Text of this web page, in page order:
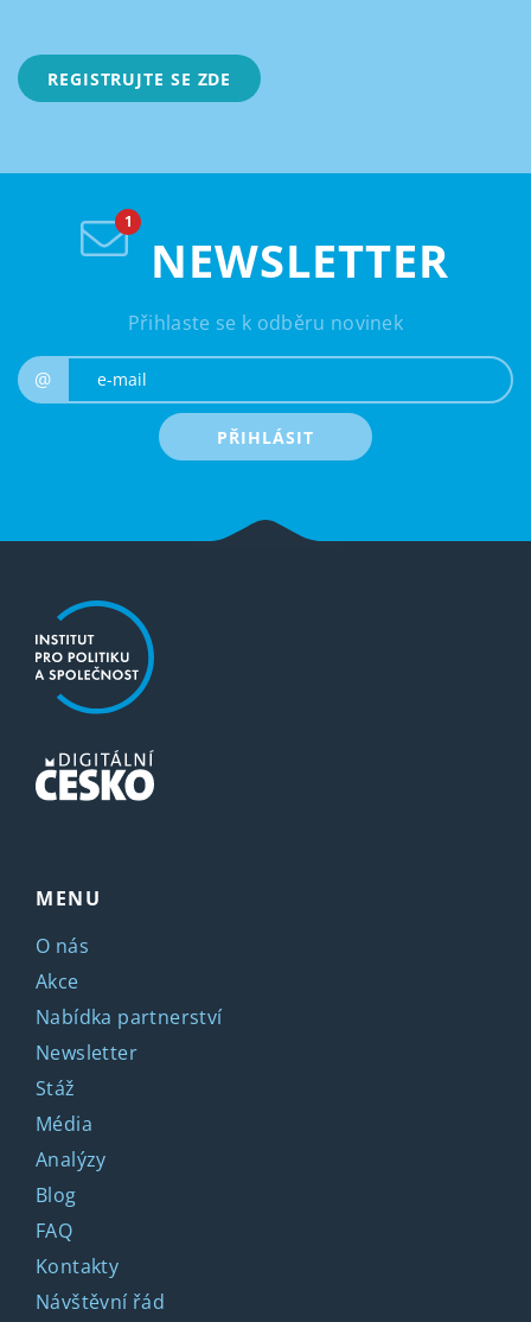
REGISTRUJTE SE ZDE
NEWSLETTER
Přihlaste se k odběru novinek
@
PŘIHLÁSIT
MENU
O nás
Akce
Nabídka partnerství
Newsletter
Stáž
Média
Analýzy
Blog
FAQ
Kontakty
Návštěvní řád